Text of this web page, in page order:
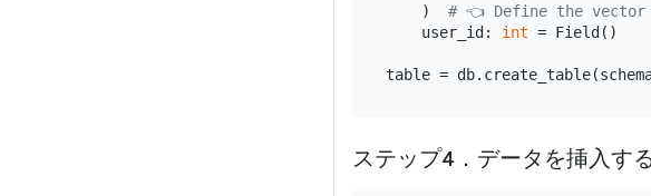
    )
# 👈 Define the
    user_id:
int = Field()
ステップ4．データを挿入す